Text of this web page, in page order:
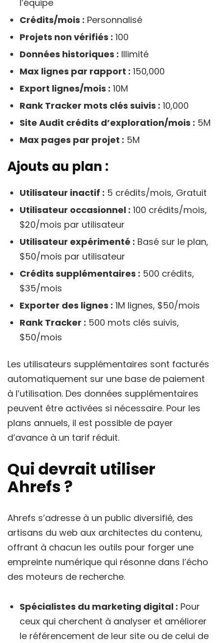
l’équipe
Crédits/mois : Personnalisé
Projets non vérifiés : 100
Données historiques : Illimité
Max lignes par rapport : 150,000
Export lignes/mois : 10M
Rank Tracker mots clés suivis : 10,000
Site Audit crédits d’exploration/mois : 5M
Max pages par projet : 5M
Ajouts au plan :
Utilisateur inactif : 5 crédits/mois, Gratuit
Utilisateur occasionnel : 100 crédits/mois,
$20/mois par utilisateur
Utilisateur expérimenté : Basé sur le plan,
$50/mois par utilisateur
Crédits supplémentaires : 500 crédits,
$35/mois
Exporter des lignes : 1M lignes, $50/mois
Rank Tracker : 500 mots clés suivis,
$50/mois
Les utilisateurs supplémentaires sont facturés
automatiquement sur une base de paiement
à l’utilisation. Des données supplémentaires
peuvent être activées si nécessaire. Pour les
plans annuels, il est possible de payer
d’avance à un tarif réduit.
Qui devrait utiliser
Ahrefs ?
Ahrefs s’adresse à un public diversifié, des
artisans du web aux architectes du contenu,
offrant à chacun les outils pour forger une
empreinte numérique qui résonne dans l’écho
des moteurs de recherche.
Spécialistes du marketing digital : Pour
ceux qui cherchent à analyser et améliorer
le référencement de leur site ou de celui de